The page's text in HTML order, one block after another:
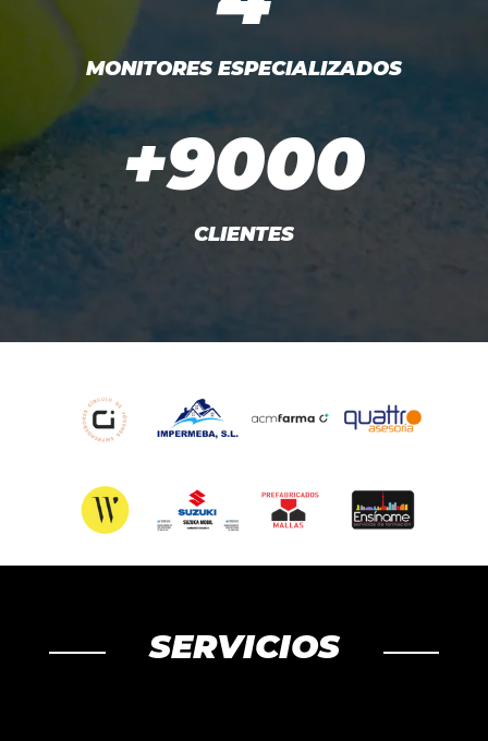
MONITORES ESPECIALIZADOS
+9000
CLIENTES
SERVICIOS